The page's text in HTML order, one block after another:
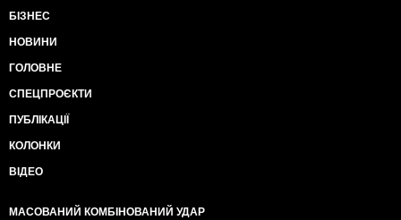
БІЗНЕС
НОВИНИ
ГОЛОВНЕ
СПЕЦПРОЄКТИ
ПУБЛІКАЦІЇ
КОЛОНКИ
ВІДЕО
МАСОВАНИЙ КОМБІНОВАНИЙ УДАР